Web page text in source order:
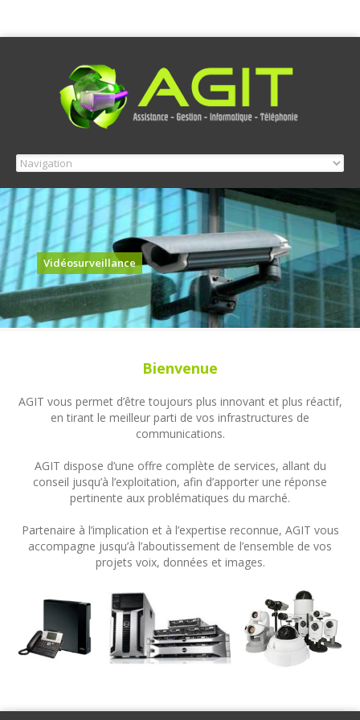
Vidéosurveillance
Bienvenue
AGIT vous permet d’être toujours plus innovant et plus réactif,
en tirant le meilleur parti de vos infrastructures de
communications.
AGIT dispose d’une offre complète de services, allant du
conseil jusqu’à l’exploitation, afin d’apporter une réponse
pertinente aux problématiques du marché.
Partenaire à l’implication et à l’expertise reconnue, AGIT vous
accompagne jusqu’à l’aboutissement de l’ensemble de vos
projets voix, données et images.